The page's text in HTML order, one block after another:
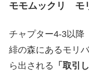
モモムックリ モ
チャプター4-3以
緋の森にあるモリ
ら出される 「取引